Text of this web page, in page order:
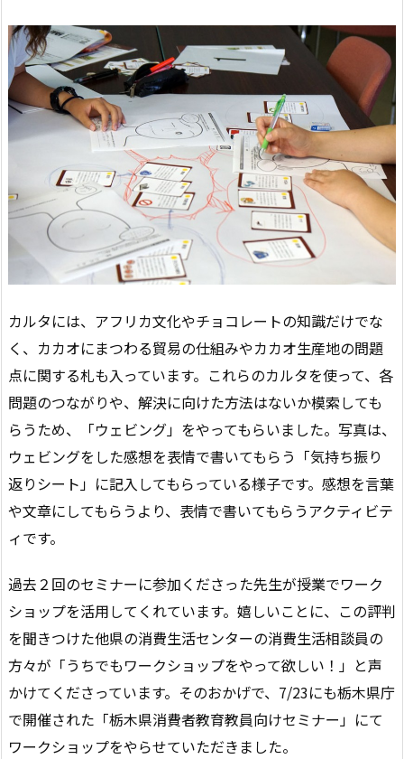
カルタには、アフリカ文化やチョコレートの知識だけでな
く、カカオにまつわる貿易の仕組みやカカオ生産地の問題
点に関する札も入っています。これらのカルタを使って、各
問題のつながりや、解決に向けた方法はないか模索しても
らうため、「ウェビング」をやってもらいました。写真は、
ウェビングをした感想を表情で書いてもらう「気持ち振り
返りシート」に記入してもらっている様子です。感想を言葉
や文章にしてもらうより、表情で書いてもらうアクティビテ
ィです。
過去２回のセミナーに参加くださった先生が授業でワーク
ショップを活用してくれています。嬉しいことに、この評判
を聞きつけた他県の消費生活センターの消費生活相談員の
方々が「うちでもワークショップをやって欲しい！」と声
かけてくださっています。 そのおかげで、7/23にも栃木県庁
で開催された「栃木県消費者教育教員向けセミナー」にて
ワークショップをやらせていただきました。